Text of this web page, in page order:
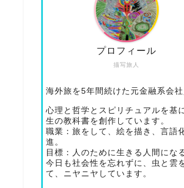
描写旅人
プロフィール
海外旅を5年間続けた元金融系会社
心理と哲学とスピリチュアルを基
生の教科書を創作しています。
職業：旅をして、絵を描き、言語
進。
目標：人のために生きる人間にな
今日も社会性を忘れずに、虫と雲
て、ニヤニヤしています。